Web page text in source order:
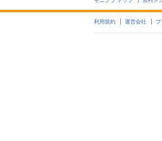
利用規約 運営会社